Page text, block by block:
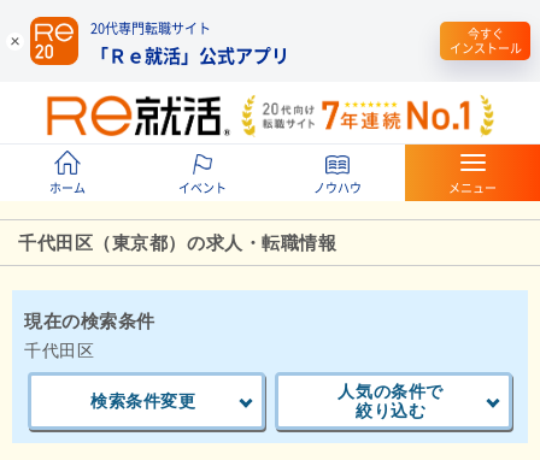
20代専門転職サイト
「Ｒｅ就活」公式アプリ
今すぐ
インストール
ホーム イベント ノウハウ メニュー
千代田区（東京都）の求人・転職情報
現在の検索条件
千代田区
検索条件変更
人気の条件で
絞り込む